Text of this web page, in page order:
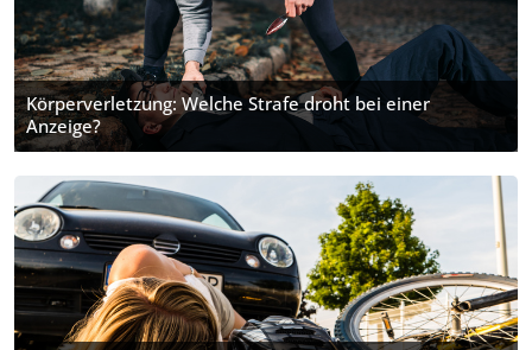
Körperverletzung: Welche Strafe droht bei einer
Anzeige?